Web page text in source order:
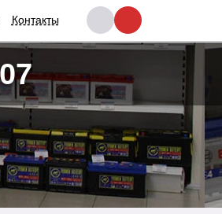
Контакты